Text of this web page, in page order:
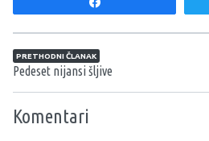
Navigacija članaka
PRETHODNI ČLANAK
Pedeset nijansi šljive
Komentari